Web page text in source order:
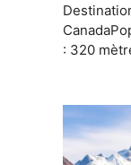
: 320